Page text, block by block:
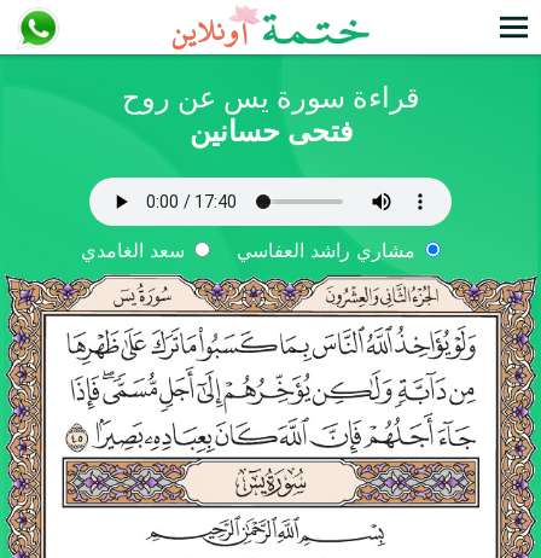
قراءة سورة يس عن روح
فتحى حسانين
مشاري راشد العفاسي سعد الغامدي